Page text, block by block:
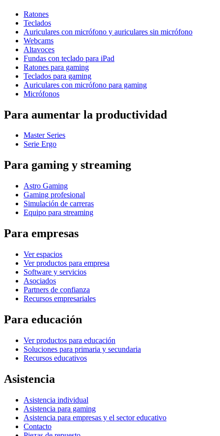
Ratones
Teclados
Auriculares con micrófono y auriculares sin micrófono
Webcams
Altavoces
Fundas con teclado para iPad
Ratones para gaming
Teclados para gaming
Auriculares con micrófono para gaming
Micrófonos
Para aumentar la productividad
Master Series
Serie Ergo
Para gaming y streaming
Astro Gaming
Gaming profesional
Simulación de carreras
Equipo para streaming
Para empresas
Ver espacios
Ver productos para empresa
Software y servicios
Asociados
Partners de confianza
Recursos empresariales
Para educación
Ver productos para educación
Soluciones para primaria y secundaria
Recursos educativos
Asistencia
Asistencia individual
Asistencia para gaming
Asistencia para empresas y el sector educativo
Contacto